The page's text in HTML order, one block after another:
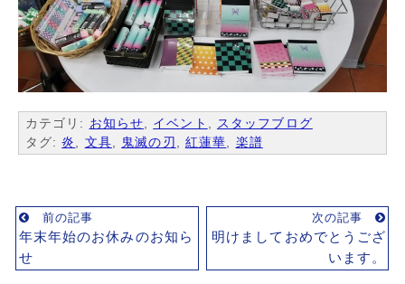
カテゴリ: お知らせ, イベント , スタッフブログ
タグ: 炎, 文具, 鬼滅の刃, 紅蓮華, 楽譜
前の記事
年末年始のお休みのお知ら
せ
次の記事
明けましておめでとうござ
います。